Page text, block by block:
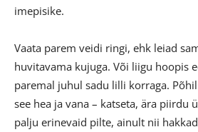
imepisike.
Vaata parem veidi ringi, ehk leiad
huvitavama kujuga. Või liigu hoopis
paremal juhul sadu lilli korraga.
see hea ja vana – katseta, ära piirdu
palju erinevaid pilte, ainult nii